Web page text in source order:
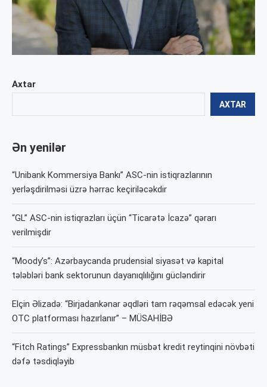
Axtar
AXTAR
Ən yenilər
“Unibank Kommersiya Bankı” ASC-nin istiqrazlarının
yerləşdirilməsi üzrə hərrac keçiriləcəkdir
“GL” ASC-nin istiqrazları üçün “Ticarətə İcazə” qərarı
verilmişdir
“Moody’s”: Azərbaycanda prudensial siyasət və kapital
tələbləri bank sektorunun dayanıqlılığını gücləndirir
Elçin Əlizadə: “Birjadankənar əqdləri tam rəqəmsal edəcək yeni
OTC platforması hazırlanır” – MÜSAHİBƏ
“Fitch Ratings” Expressbankın müsbət kredit reytinqini növbəti
dəfə təsdiqləyib